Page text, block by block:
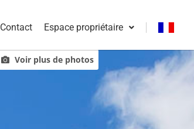
Contact Espace propriétaire
English
Voir plus de photos